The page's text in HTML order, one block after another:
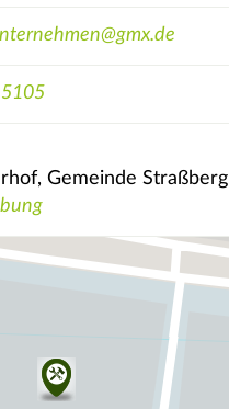
Gemeinde Straßberg